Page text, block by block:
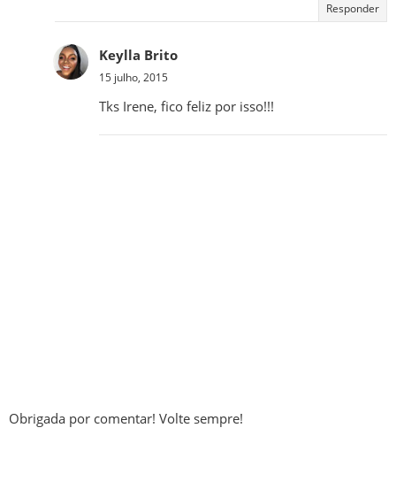
Responder
Keylla Brito
15 julho, 2015
Tks Irene, fico feliz por isso!!!
Obrigada por comentar! Volte sempre!